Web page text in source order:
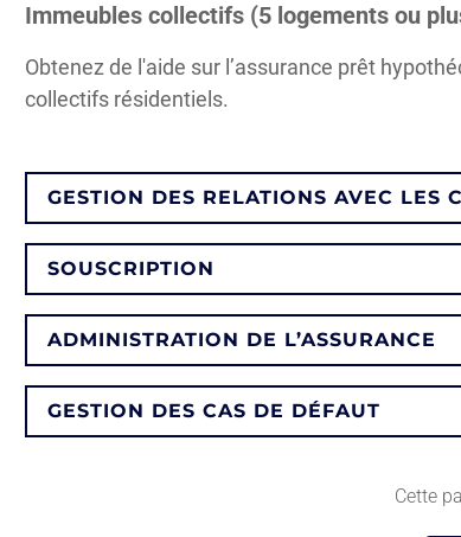
Immeubles collectifs (5 logements ou
Obtenez de l'aide sur l’assurance prêt
collectifs résidentiels.
GESTION DES RELATIONS AVEC LES
SOUSCRIPTION
ADMINISTRATION DE L’ASSURANCE
GESTION DES CAS DE DÉFAUT
Cette